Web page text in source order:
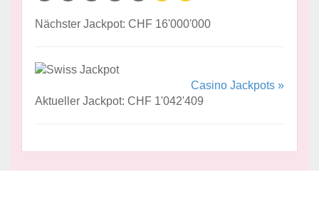
Nächster Jackpot: CHF 16'000'000
Casino Jackpots »
Aktueller Jackpot: CHF 1'042'409